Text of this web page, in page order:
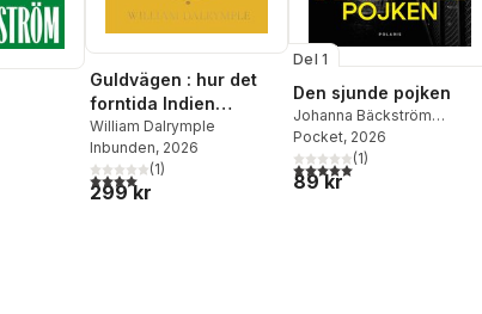
Guldvägen : hur det
forntida Indien
förändrade världen
William Dalrymple
Inbunden, 2026
4,0utav 5 stjärnor. Totalt antal röster:
(1)
299 kr
Del 1
Den sjunde pojken
Johanna Bäckström
Lerneby
Pocket, 2026
5,0utav 5 stjärnor. Totalt
(1)
89 kr